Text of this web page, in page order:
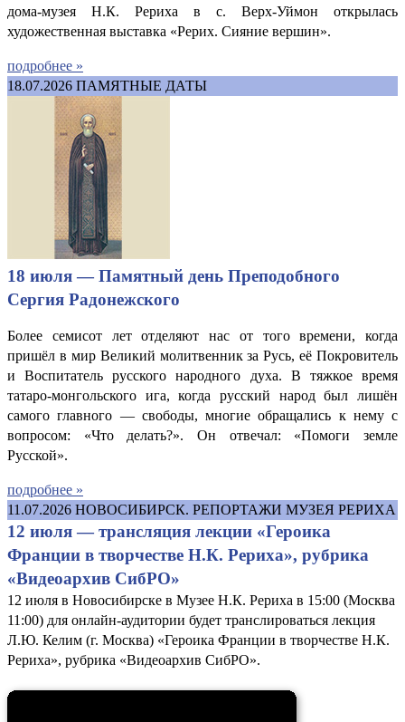
дома-музея Н.К. Рериха в с. Верх-Уймон открылась
художественная выставка «Рерих. Сияние вершин».
подробнее »
18.07.2026 ПАМЯТНЫЕ ДАТЫ
18 июля — Памятный день Преподобного
Сергия Радонежского
Более семисот лет отделяют нас от того времени, когда
пришёл в мир Великий молитвенник за Русь, её Покровитель
и Воспитатель русского народного духа. В тяжкое время
татаро-монгольского ига, когда русский народ был лишён
самого главного — свободы, многие обращались к нему с
вопросом: «Что делать?». Он отвечал: «Помоги земле
Русской».
подробнее »
11.07.2026 НОВОСИБИРСК. РЕПОРТАЖИ МУЗЕЯ РЕРИХА
12 июля — трансляция лекции «Героика
Франции в творчестве Н.К. Рериха», рубрика
«Видеоархив СибРО»
12 июля в Новосибирске в Музее Н.К. Рериха в 15:00 (Москва
11:00) для онлайн-аудитории будет транслироваться лекция
Л.Ю. Келим (г. Москва) «Героика Франции в творчестве Н.К.
Рериха», рубрика «Видеоархив СибРО».